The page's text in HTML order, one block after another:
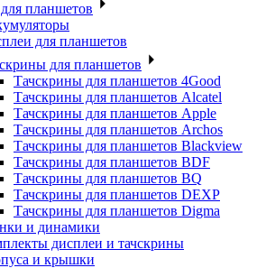
планшетов
для планшетов
для планшетов
Тачскрины для планшетов 4Good
Тачскрины для планшетов Alcatel
Тачскрины для планшетов Apple
Тачскрины для планшетов Archos
Тачскрины для планшетов Blackview
Тачскрины для планшетов BDF
Тачскрины для планшетов BQ
Тачскрины для планшетов DEXP
Тачскрины для планшетов Digma
и динамики
дисплеи и тачскрины
и крышки